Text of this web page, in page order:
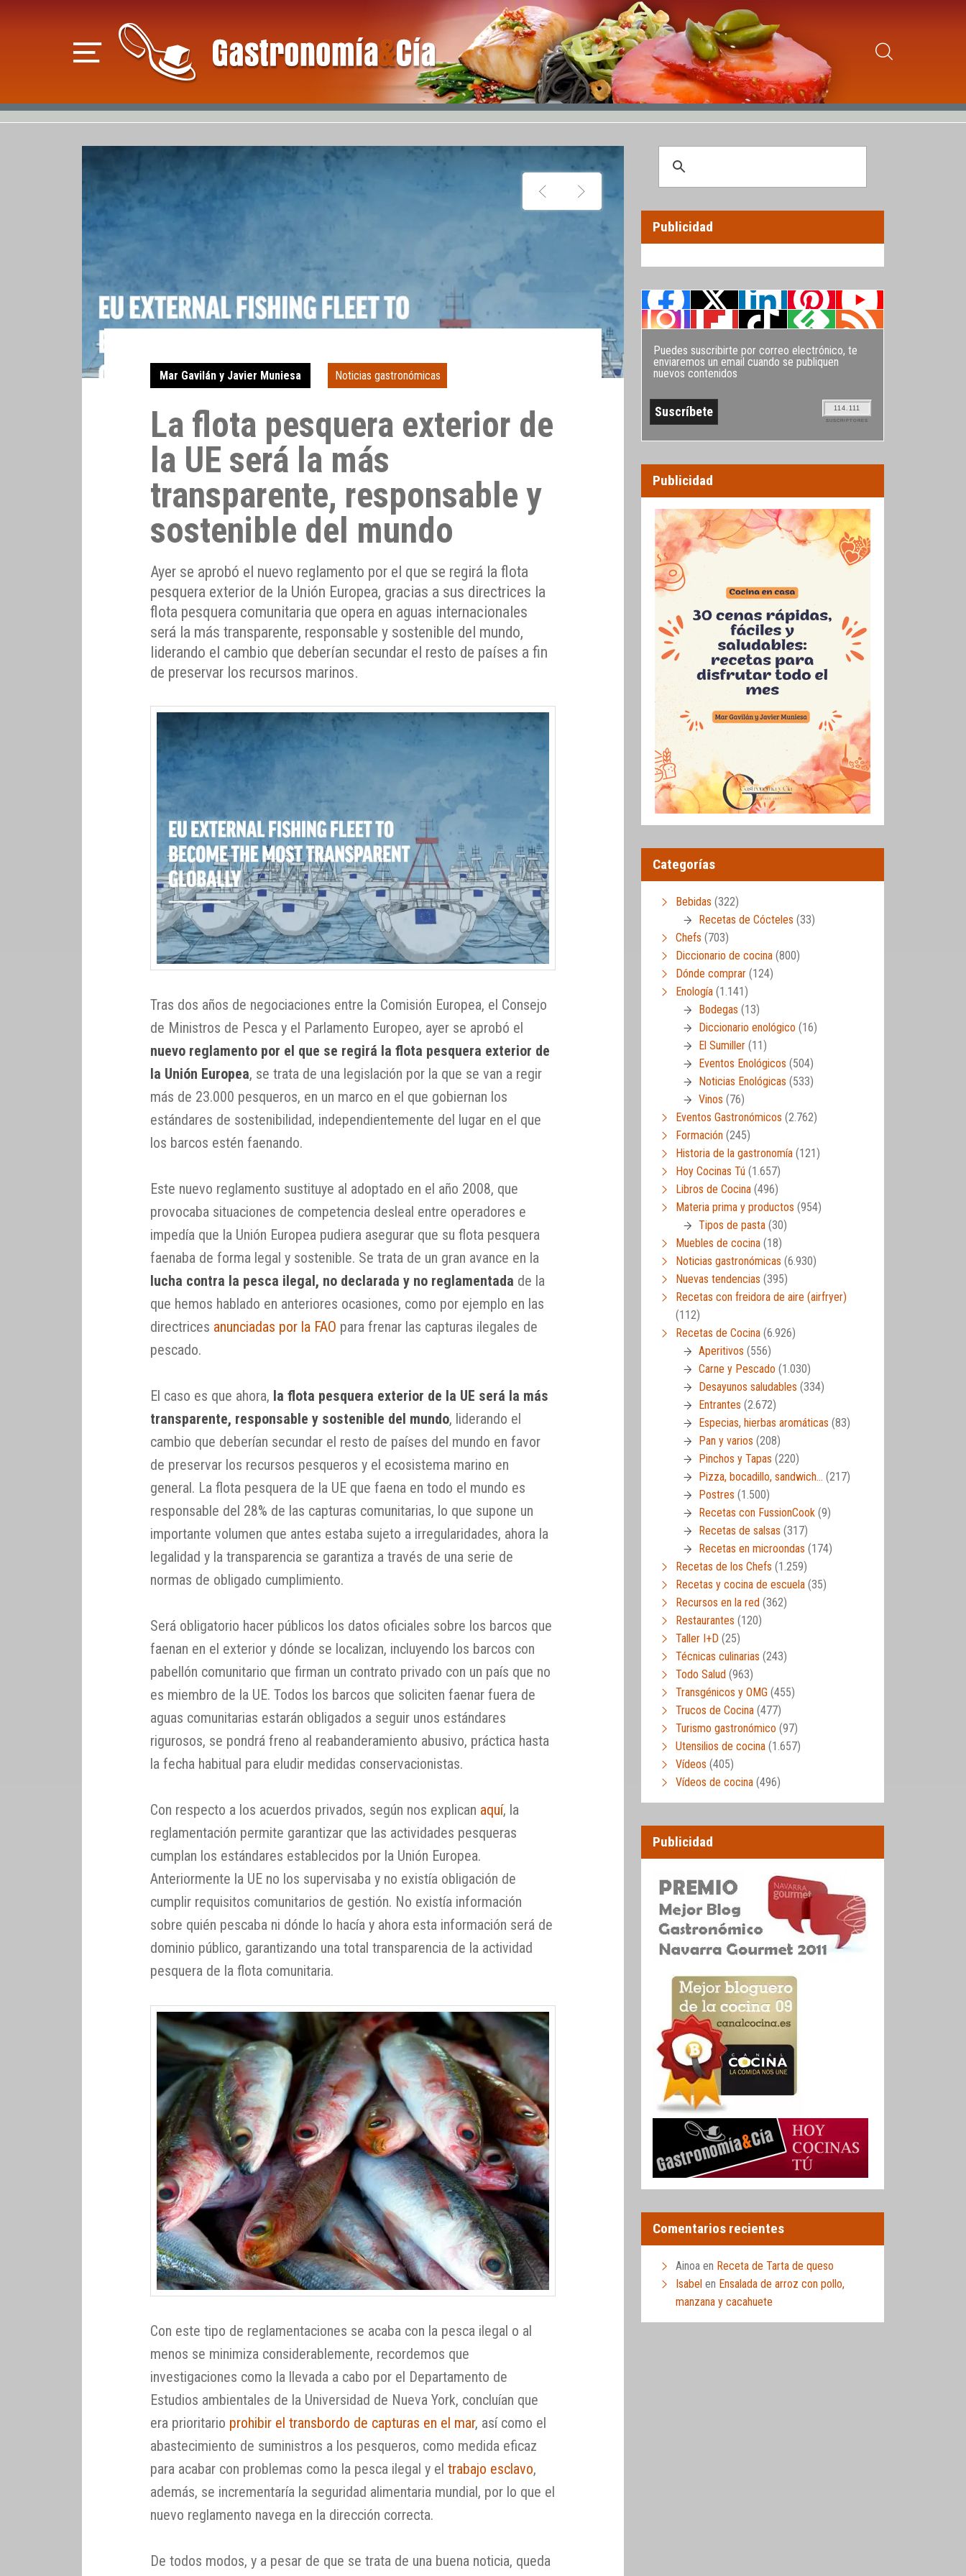
Mar Gavilán y Javier Muniesa Noticias gastronómicas
La flota pesquera exterior de
la UE será la más
transparente, responsable y
sostenible del mundo
Ayer se aprobó el nuevo reglamento por el que se regirá la flota
pesquera exterior de la Unión Europea, gracias a sus directrices la
flota pesquera comunitaria que opera en aguas internacionales
será la más transparente, responsable y sostenible del mundo,
liderando el cambio que deberían secundar el resto de países a fin
de preservar los recursos marinos.
Tras dos años de negociaciones entre la Comisión Europea, el Consejo
de Ministros de Pesca y el Parlamento Europeo, ayer se aprobó el
nuevo reglamento por el que se regirá la flota pesquera exterior de
la Unión Europea, se trata de una legislación por la que se van a regir
más de 23.000 pesqueros, en un marco en el que gobiernan los
estándares de sostenibilidad, independientemente del lugar en el que
los barcos estén faenando.
Este nuevo reglamento sustituye al adoptado en el año 2008, que
provocaba situaciones de competencia desleal entre operadores e
impedía que la Unión Europea pudiera asegurar que su flota pesquera
faenaba de forma legal y sostenible. Se trata de un gran avance en la
lucha contra la pesca ilegal, no declarada y no reglamentada de la
que hemos hablado en anteriores ocasiones, como por ejemplo en las
directrices anunciadas por la FAO para frenar las capturas ilegales de
pescado.
El caso es que ahora, la flota pesquera exterior de la UE será la más
transparente, responsable y sostenible del mundo, liderando el
cambio que deberían secundar el resto de países del mundo en favor
de preservar los recursos pesqueros y el ecosistema marino en
general. La flota pesquera de la UE que faena en todo el mundo es
responsable del 28% de las capturas comunitarias, lo que supone un
importante volumen que antes estaba sujeto a irregularidades, ahora la
legalidad y la transparencia se garantiza a través de una serie de
normas de obligado cumplimiento.
Será obligatorio hacer públicos los datos oficiales sobre los barcos que
faenan en el exterior y dónde se localizan, incluyendo los barcos con
pabellón comunitario que firman un contrato privado con un país que no
es miembro de la UE. Todos los barcos que soliciten faenar fuera de
aguas comunitarias estarán obligados a seguir unos estándares
rigurosos, se pondrá freno al reabanderamiento abusivo, práctica hasta
la fecha habitual para eludir medidas conservacionistas.
Con respecto a los acuerdos privados, según nos explican aquí, la
reglamentación permite garantizar que las actividades pesqueras
cumplan los estándares establecidos por la Unión Europea.
Anteriormente la UE no los supervisaba y no existía obligación de
cumplir requisitos comunitarios de gestión. No existía información
sobre quién pescaba ni dónde lo hacía y ahora esta información será de
dominio público, garantizando una total transparencia de la actividad
pesquera de la flota comunitaria.
Con este tipo de reglamentaciones se acaba con la pesca ilegal o al
menos se minimiza considerablemente, recordemos que
investigaciones como la llevada a cabo por el Departamento de
Estudios ambientales de la Universidad de Nueva York, concluían que
era prioritario prohibir el transbordo de capturas en el mar, así como el
abastecimiento de suministros a los pesqueros, como medida eficaz
para acabar con problemas como la pesca ilegal y eltrabajo esclavo,
además, se incrementaría la seguridad alimentaria mundial, por lo que el
nuevo reglamento navega en la dirección correcta.
De todos modos, y a pesar de que se trata de una buena noticia, queda
Publicidad
Puedes suscribirte por correo electrónico, te
enviaremos un email cuando se publiquen
nuevos contenidos
114.111
SUSCRIPTORES
Publicidad
Categorías
Bebidas (322)
Recetas de Cócteles (33)
Chefs (703)
Diccionario de cocina (800)
Dónde comprar (124)
Enología (1.141)
Bodegas (13)
Diccionario enológico (16)
El Sumiller (11)
Eventos Enológicos (504)
Noticias Enológicas (533)
Vinos (76)
Eventos Gastronómicos (2.762)
Formación (245)
Historia de la gastronomía (121)
Hoy Cocinas Tú (1.657)
Libros de Cocina (496)
Materia prima y productos (954)
Tipos de pasta (30)
Muebles de cocina (18)
Noticias gastronómicas (6.930)
Nuevas tendencias (395)
Recetas con freidora de aire (airfryer)
(112)
Recetas de Cocina (6.926)
Aperitivos (556)
Carne y Pescado (1.030)
Desayunos saludables (334)
Entrantes (2.672)
Especias, hierbas aromáticas (83)
Pan y varios (208)
Pinchos y Tapas (220)
Pizza, bocadillo, sandwich… (217)
Postres (1.500)
Recetas con FussionCook (9)
Recetas de salsas (317)
Recetas en microondas (174)
Recetas de los Chefs (1.259)
Recetas y cocina de escuela (35)
Recursos en la red (362)
Restaurantes (120)
Taller I+D (25)
Técnicas culinarias (243)
Todo Salud (963)
Transgénicos y OMG (455)
Trucos de Cocina (477)
Turismo gastronómico (97)
Utensilios de cocina (1.657)
Vídeos (405)
Vídeos de cocina (496)
Publicidad
Comentarios recientes
Ainoa en Receta de Tarta de queso
Isabel en Ensalada de arroz con pollo,
manzana y cacahuete